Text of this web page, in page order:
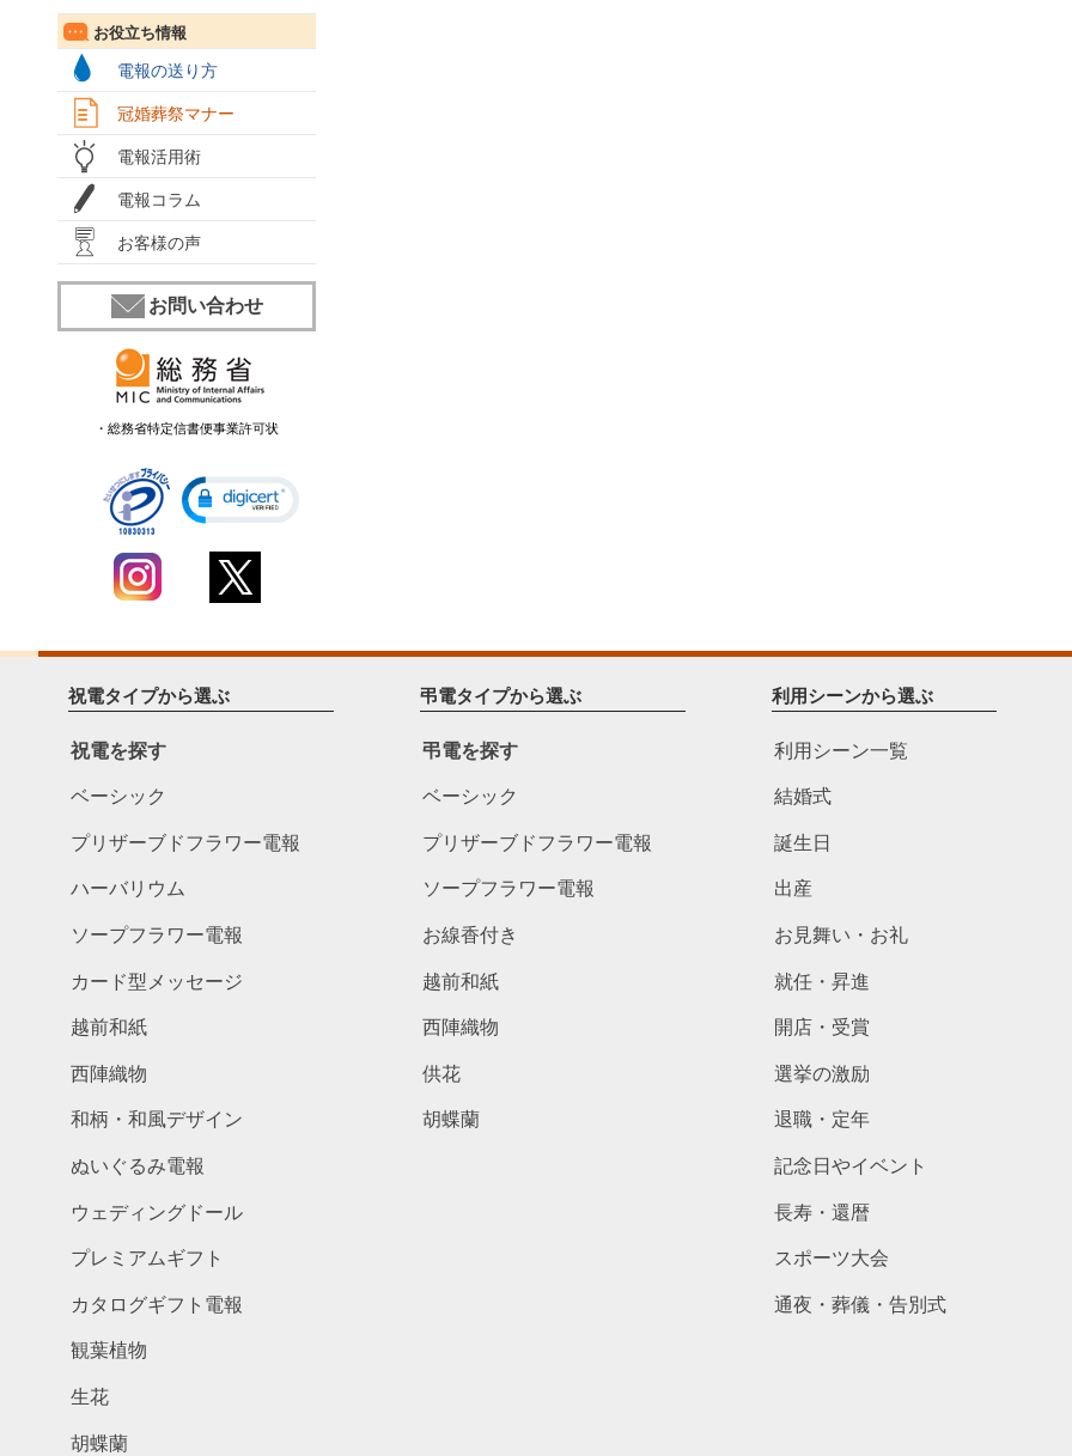
お役立ち情報
電報の送り方
冠婚葬祭マナー
電報活用術
電報コラム
お客様の声
お問い合わせ
・総務省特定信書便事業許可状
祝電タイプから選ぶ
祝電を探す
ベーシック
プリザーブドフラワー電報
ハーバリウム
ソープフラワー電報
カード型メッセージ
越前和紙
西陣織物
和柄・和風デザイン
ぬいぐるみ電報
ウェディングドール
プレミアムギフト
カタログギフト電報
観葉植物
生花
胡蝶蘭
弔電タイプから選ぶ
弔電を探す
ベーシック
プリザーブドフラワー電報
ソープフラワー電報
お線香付き
越前和紙
西陣織物
供花
胡蝶蘭
利用シーンから選ぶ
利用シーン一覧
結婚式
誕生日
出産
お見舞い・お礼
就任・昇進
開店・受賞
選挙の激励
退職・定年
記念日やイベント
長寿・還暦
スポーツ大会
通夜・葬儀・告別式